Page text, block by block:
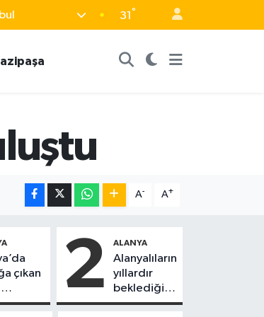
31 °
A- A+
çıkan
2 ALANYA
Alanyalıların
yıllardır
beklediği
yol askıdan